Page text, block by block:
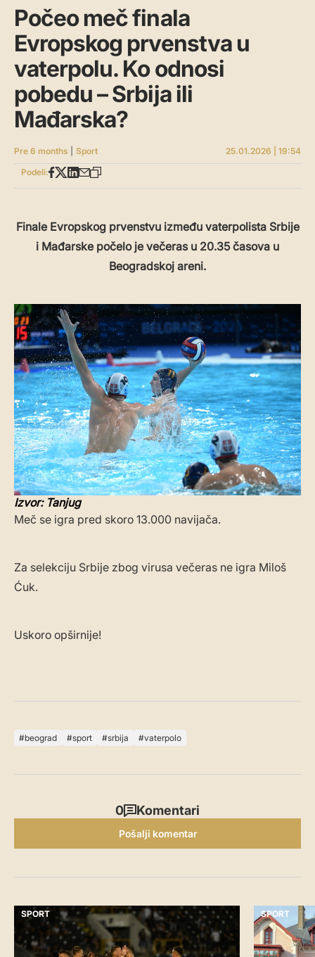
Počeo meč finala
Evropskog prvenstva u
vaterpolu. Ko odnosi
pobedu – Srbija ili
Mađarska?
Pre 6 months Sport
25.01.2026 | 19:54
Podeli:
Finale Evropskog prvenstvu između vaterpolista Srbije
i Mađarske počelo je večeras u 20.35 časova u
Beogradskoj areni.
Izvor: Tanjug
Meč se igra pred skoro 13.000 navijača.
Za selekciju Srbije zbog virusa večeras ne igra Miloš
Ćuk.
Uskoro opširnije!
beograd sport srbija vaterpolo
0 Komentari
Pošalji komentar
SPORT SPORT